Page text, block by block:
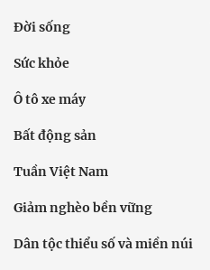
Đời sống
Sức khỏe
Ô tô xe máy
Bất động sản
Tuần Việt Nam
Giảm nghèo bền vững
Dân tộc thiểu số và miền núi